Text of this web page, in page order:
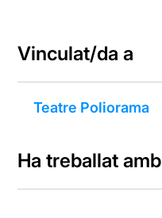
Vinculat/da a
Teatre Poliorama
Ha treballat amb